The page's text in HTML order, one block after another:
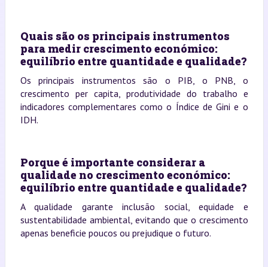
Quais são os principais instrumentos
para medir crescimento económico:
equilíbrio entre quantidade e qualidade?
Os principais instrumentos são o PIB, o PNB, o
crescimento per capita, produtividade do trabalho e
indicadores complementares como o Índice de Gini e o
IDH.
Porque é importante considerar a
qualidade no crescimento económico:
equilíbrio entre quantidade e qualidade?
A qualidade garante inclusão social, equidade e
sustentabilidade ambiental, evitando que o crescimento
apenas beneficie poucos ou prejudique o futuro.